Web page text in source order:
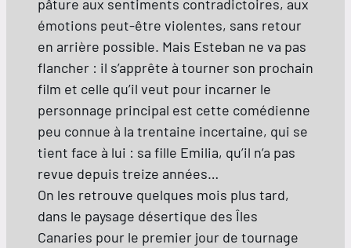
pâture aux sentiments contradictoires, aux
émotions peut-être violentes, sans retour
en arrière possible. Mais Esteban ne va pas
flancher : il s’apprête à tourner son prochain
film et celle qu’il veut pour incarner le
personnage principal est cette comédienne
peu connue à la trentaine incertaine, qui se
tient face à lui : sa fille Emilia, qu’il n’a pas
revue depuis treize années…
On les retrouve quelques mois plus tard,
dans le paysage désertique des Îles
Canaries pour le premier jour de tournage